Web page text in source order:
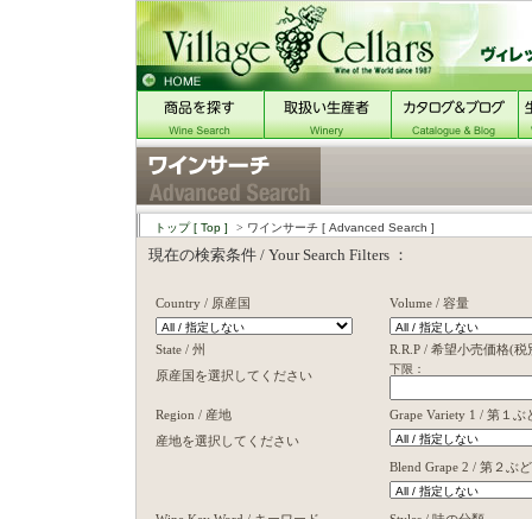
トップ[ Top ] > ワインサーチ [ Advanced Search ]
現在の検索条件 / Your Search Filters ：
Country / 原産国 Volume / 容量
State / 州
R.R.P / 希望小売価格(税
原産国を選択してください
下限： 上
Region / 産地
Grape Variety 1 / 第１ぶ
産地を選択してください
Blend Grape 2 / 第２ぶ